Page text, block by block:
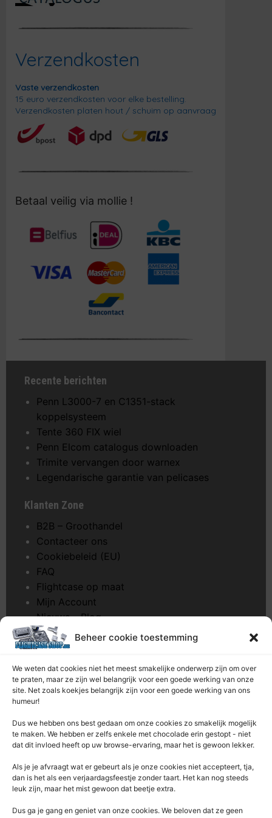
Beheer cookie toestemming
We weten dat cookies niet het meest smakelijke onderwerp zijn om over
te praten, maar ze zijn wel belangrijk voor een goede werking van onze
site. Net zoals koekjes belangrijk zijn voor een goede werking van ons
humeur!
Dus we hebben ons best gedaan om onze cookies zo smakelijk mogelijk
te maken. We hebben er zelfs enkele met chocolade erin gestopt - niet
dat dit invloed heeft op uw browse-ervaring, maar het is gewoon lekker.
Als je je afvraagt ​​wat er gebeurt als je onze cookies niet accepteert, tja,
dan is het als een verjaardagsfeestje zonder taart. Het kan nog steeds
leuk zijn, maar het mist gewoon dat beetje extra.
Dus ga je gang en geniet van onze cookies. We beloven dat ze geen
Verzendkosten
Vaste verzendkosten
15 euro verzendkosten voor elke bestelling.
Verzendkosten platen hout / schuim op aanvraag
Betaal veilig via mollie !
Recente berichten
Penn L3000-7 en C1351-stack
koppelsysteem
Tente 360 FIX wiel
Penn Elcom catalogus downloaden
Trimite vervangen door warnex
Legendarische garantie van pelicases
Klanten Zone
B2B – Groothandel
Contacteer ons
Cookiebeleid (EU)
FAQ
Flightcase op maat
Mijn Account
Nieuws – Blog
Onderhoud pagina
Over ons
Privacybeleid
Retourrecht
Winkelwagen
Contacteer Ons
Rentek BV – Protekt
Nieuwpoortlaan 21 / 1
3600 Genk